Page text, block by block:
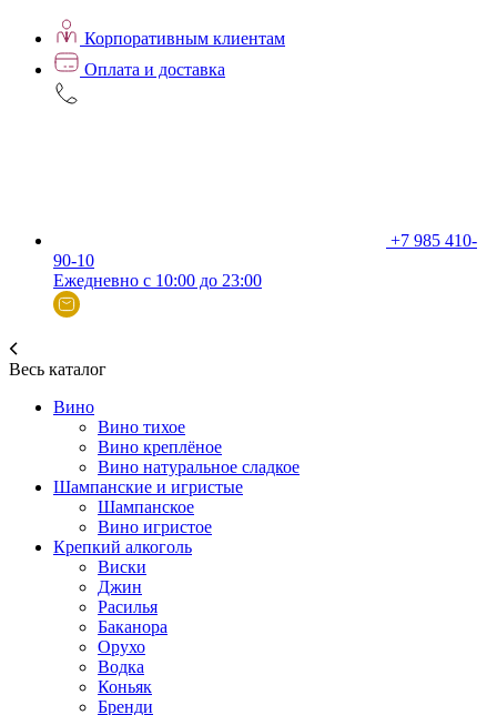
Корпоративным клиентам
Оплата и доставка
+7 985 410-
90-10
Ежедневно с 10:00 до 23:00
Весь каталог
Вино
Вино тихое
Вино креплёное
Вино натуральное сладкое
Шампанские и игристые
Шампанское
Вино игристое
Крепкий алкоголь
Виски
Джин
Расилья
Баканора
Орухо
Водка
Коньяк
Бренди